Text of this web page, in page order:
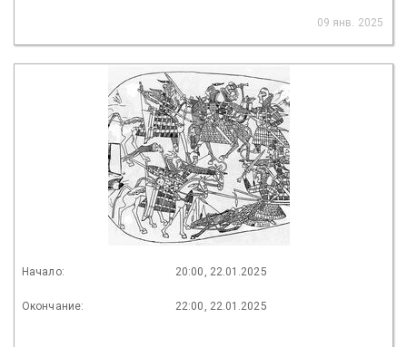
09 янв. 2025
Начало: 20:00, 22.01.2025
Окончание: 22:00, 22.01.2025